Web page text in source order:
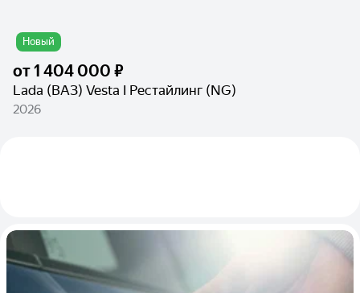
Новый
от1 404 000 ₽
Lada (ВАЗ) Vesta I Рестайлинг (NG)
2026